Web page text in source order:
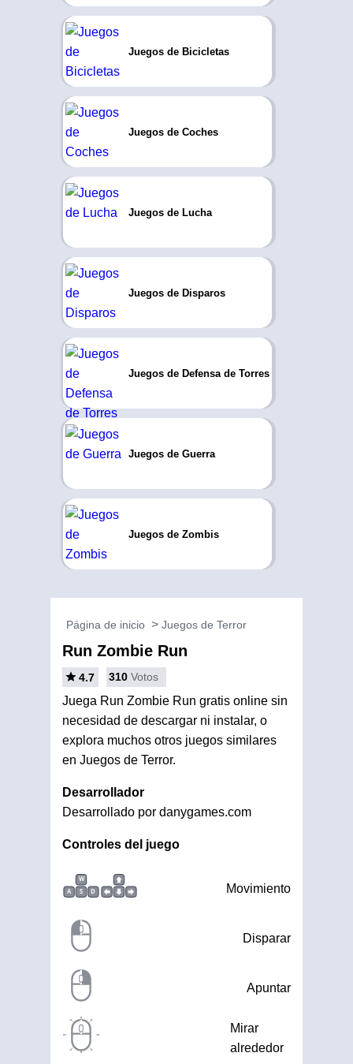
Juegos de Bicicletas
Juegos de Coches
Juegos de Lucha
Juegos de Disparos
Juegos de Defensa de Torres
Juegos de Guerra
Juegos de Zombis
Página de inicio Juegos de Terror
Run Zombie Run
4.7 310 Votos
Juega Run Zombie Run gratis online sin
necesidad de descargar ni instalar, o
explora muchos otros juegos similares
en Juegos de Terror.
Desarrollador
Desarrollado por danygames.com
Controles del juego
W
A
S D Movimiento
Disparar
Apuntar
Mirar
alrededor